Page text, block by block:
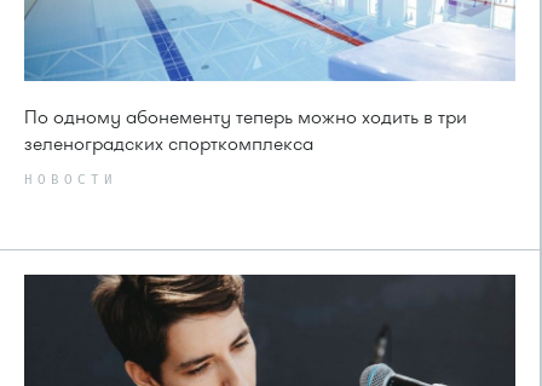
По одному абонементу теперь можно ходить в три
зеленоградских спорткомплекса
НОВОСТИ